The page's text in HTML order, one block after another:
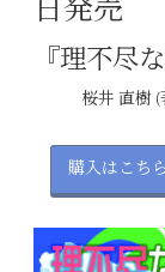
日発売
『理不尽
桜井 直樹 (
購入はこち